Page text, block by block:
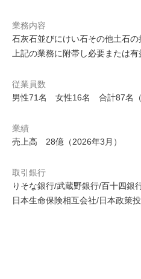
業務内容
石灰石並びにけい石その他土石
上記の業務に附帯し必要または
従業員数
男性71名 女性16名 合計87名（
業績
売上高 28億（2026年3月）
取引銀行
りそな銀行/武蔵野銀行/百十四銀
日本生命保険相互会社/日本政策